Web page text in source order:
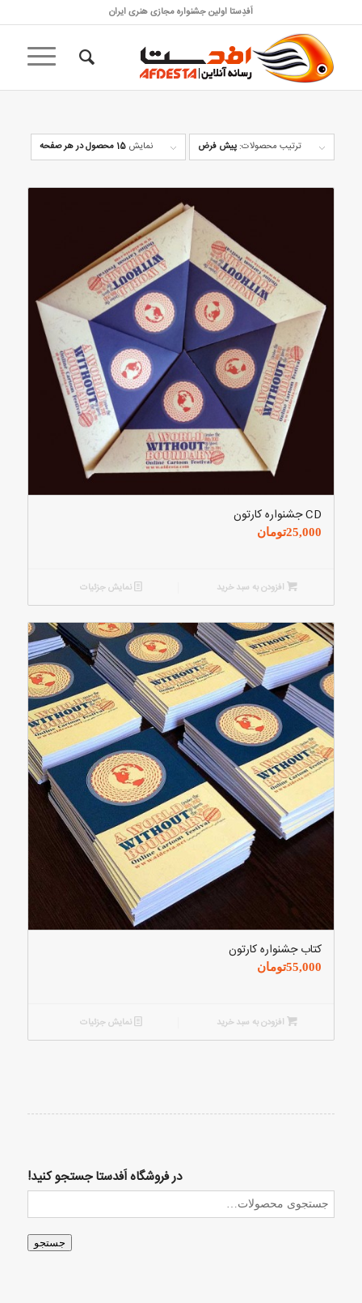
اَفدِستا اولین جشنواره مجازی هنری ایران
ترتیب محصولات: پیش فرض نمایش 15 محصول در هر صفحه
CD جشنواره کارتون
25,000تومان
افزودن به سبد خرید نمایش جزئیات
کتاب جشنواره کارتون
55,000تومان
افزودن به سبد خرید نمایش جزئیات
در فروشگاه اَفدستا جستجو کنید!
جستجو